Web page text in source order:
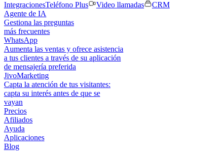
IntegracionesTeléfono Plus Video llamadas
CRM
Agente de IA
Gestiona las preguntas
más frecuentes
WhatsApp
Aumenta las ventas y ofrece asistencia
a tus clientes a través de su aplicación
de mensajería preferida
JivoMarketing
Capta la atención de tus visitantes:
capta su interés antes de que se
vayan
Precios
Afiliados
Ayuda
Aplicaciones
Blog